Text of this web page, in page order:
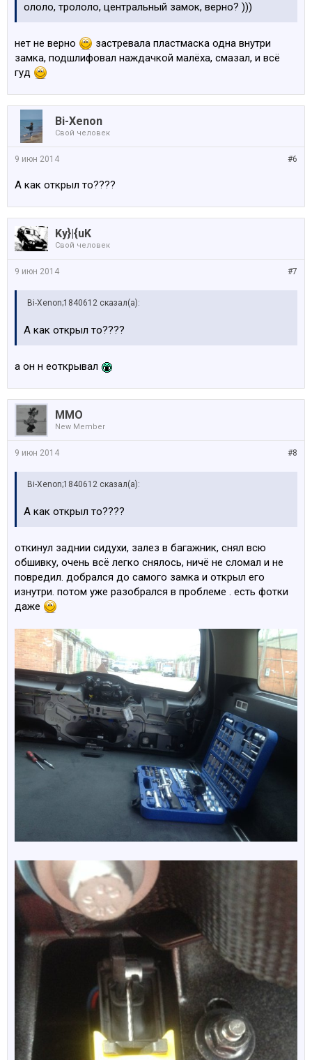
ололо, трололо, центральный замок, верно? )))
нет не верно
застревала пластмаска одна внутри
замка, подшлифовал наждачкой малёха, смазал, и всё
гуд
Bi-Xenon
Свой человек
#6
9 июн 2014
А как открыл то????
Ky}|{uK
Свой человек
#7
9 июн 2014
Bi-Xenon;1840612 сказал(а):
А как открыл то????
а он н еоткрывал
MMO
New Member
#8
9 июн 2014
Bi-Xenon;1840612 сказал(а):
А как открыл то????
откинул заднии сидухи, залез в багажник, снял всю
обшивку, очень всё легко снялось, ничё не сломал и не
повредил. добрался до самого замка и открыл его
изнутри. потом уже разобрался в проблеме . есть фотки
даже